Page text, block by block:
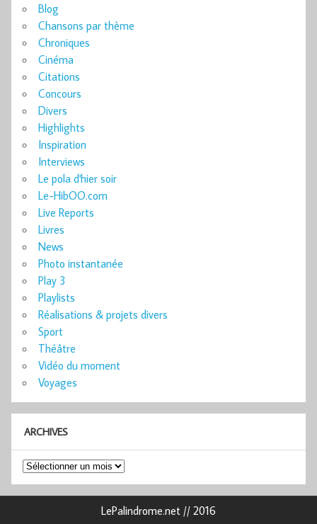
Blog
Chansons par thème
Chroniques
Cinéma
Citations
Concours
Divers
Highlights
Inspiration
Interviews
Le pola d'hier soir
Le-HibOO.com
Live Reports
Livres
News
Photo instantanée
Play 3
Playlists
Réalisations & projets divers
Sport
Théâtre
Vidéo du moment
Voyages
ARCHIVES
Archives
LePalindrome.net // 2016